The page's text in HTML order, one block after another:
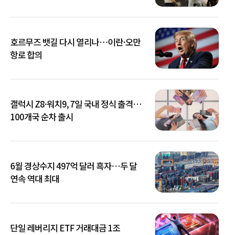
호르무즈 뱃길 다시 열리나…이란·오만
항로 합의
갤럭시 Z8·워치9, 7일 국내 정식 출격…
100개국 순차 출시
6월 경상수지 497억 달러 흑자…두 달
연속 역대 최대
단일 레버리지 ETF 거래대금 1조